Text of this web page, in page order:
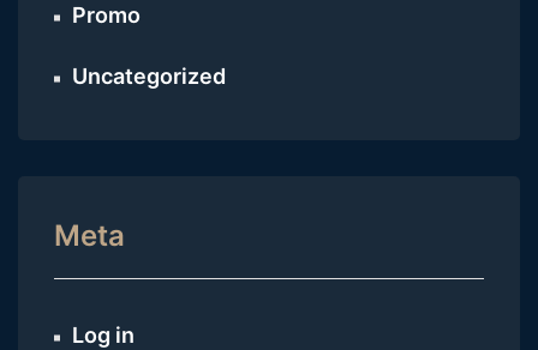
Promo
Uncategorized
Meta
Log in